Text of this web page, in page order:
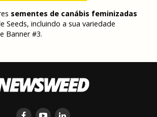
sementes de canábis feminizadas
Seeds, incluindo a sua variedade
Banner #3.